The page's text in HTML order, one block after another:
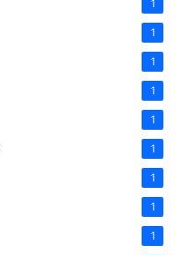
1
1
1
1
1
1
1
1
1